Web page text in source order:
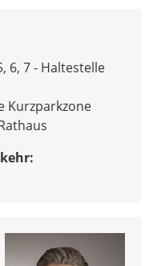
6, 7 - Haltestelle
Kurzparkzone